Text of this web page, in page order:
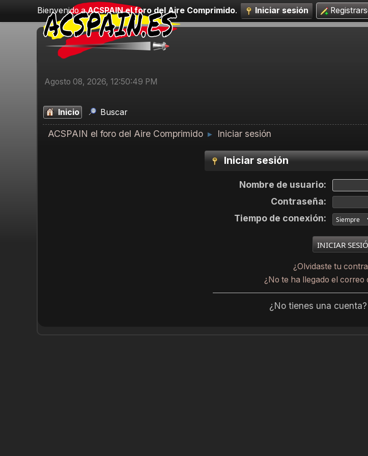
Bienvenido aACSPAIN el foro del Aire Comprimido. Iniciar sesión
Agosto 08, 2026, 12:50:49 PM
Inicio Buscar
ACSPAIN el foro del Aire Comprimido ► Iniciar sesión
Iniciar sesión
Nombre de usuario:
Contraseña:
Tiempo de conexión:
¿Olvidaste tu
¿No te ha llegado el correo
¿No tienes una cuenta?